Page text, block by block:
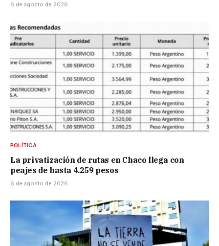
6 de agosto de 2026
POLÍTICA
La privatización de rutas en Chaco llega con
peajes de hasta 4.259 pesos
6 de agosto de 2026